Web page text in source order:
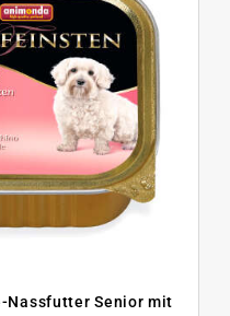
Nassfutter Senior mit